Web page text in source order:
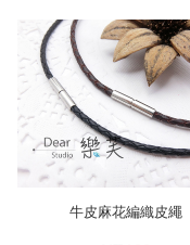
牛皮麻花編織皮繩